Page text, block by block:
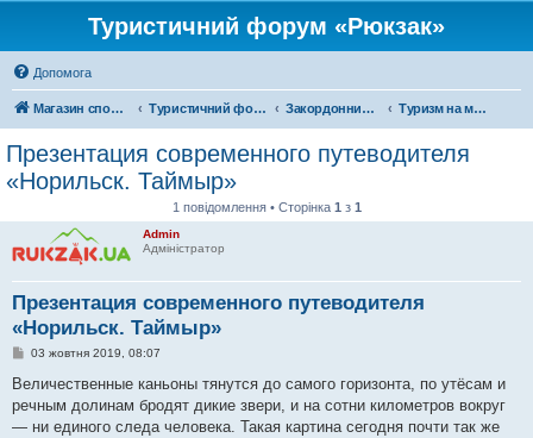
Туристичний форум «Рюкзак»
Допомога
Магазин спорядження Туристичний форум «Рюкзак» Закордонний туризм Туризм на московії
Презентация современного путеводителя
«Норильск. Таймыр»
1 повідомлення • Сторінка 1 з 1
Admin
Адміністратор
Презентация современного путеводителя
«Норильск. Таймыр»
П
в
д
03 жовтня 2019, 08:07
Величественные каньоны тянутся до самого горизонта, по утёсам и
речным долинам бродят дикие звери, и на сотни километров вокруг
— ни единого следа человека. Такая картина сегодня почти так же